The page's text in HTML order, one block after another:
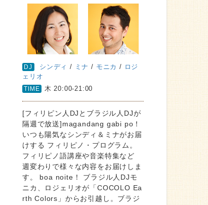
DJ シンディ / ミナ / モニカ / ロジ
ェリオ
TIME 木 20:00-21:00
[フィリピン人DJとブラジル人DJが
隔週で放送]magandang gabi po！
いつも陽気なシンディ＆ミナがお届
けする フィリピノ・プログラム。
フィリピノ語講座や音楽特集など
週変わりで様々な内容をお届けしま
す。 boa noite！ ブラジル人DJモ
ニカ、ロジェリオが「COCOLO Ea
rth Colors」からお引越し。ブラジ